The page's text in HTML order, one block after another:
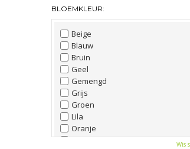
December
BLOEMKLEUR:
Beige
Blauw
Bruin
Geel
Gemengd
Grijs
Groen
Lila
Oranje
Paars
Wis